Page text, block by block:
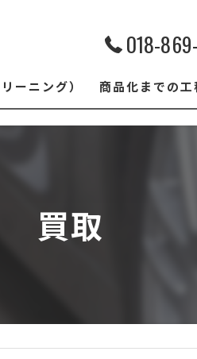
018-
ーニング） 商品化までの工
買取